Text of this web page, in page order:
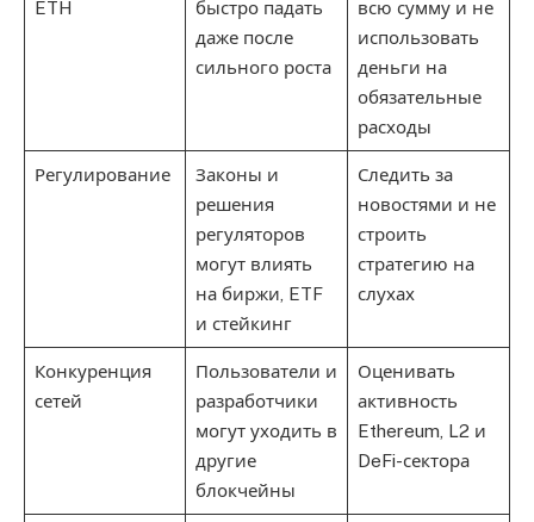
ETH
быстро падать
даже после
сильного роста
всю сумму и не
использовать
деньги на
обязательные
расходы
Регулирование
Законы и
решения
регуляторов
могут влиять
на биржи, ETF
и стейкинг
Следить за
новостями и не
строить
стратегию на
слухах
Конкуренция
сетей
Пользователи и
разработчики
могут уходить в
другие
блокчейны
Оценивать
активность
Ethereum, L2 и
DeFi-сектора